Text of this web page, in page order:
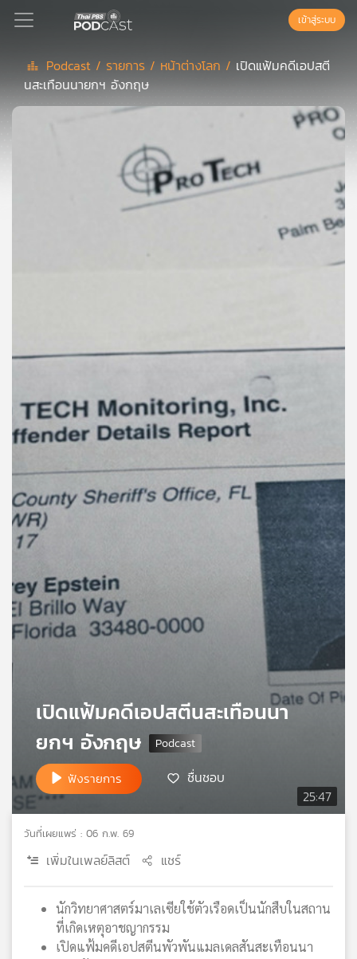
Podcast
คุณ
เพลง
ข่าว
กิจกรรม
เกี่ยว
ไทย
พี
บี
เอส
เข้าสู่ระบบ
Podcast / รายการ / หน้าต่างโลก / เปิดแฟ้มคดีเอปสตี
นสะเทือนนายกฯ อังกฤษ
25:47
เปิดแฟ้มคดีเอปสตีนสะเทือนนา
ยกฯ อังกฤษ
ฟังรายการ ชื่นชอบ
วันที่เผยแพร่ : 06 ก.พ. 69
เพิ่มในเพลย์ลิสต์ แชร์
นักวิทยาศาสตร์มาเลเซียใช้ตัวเรือดเป็นนักสืบในสถาน
ที่เกิดเหตุอาชญากรรม
เปิดแฟ้มคดีเอปสตีนพัวพันแมลเดลสันสะเทือนนา